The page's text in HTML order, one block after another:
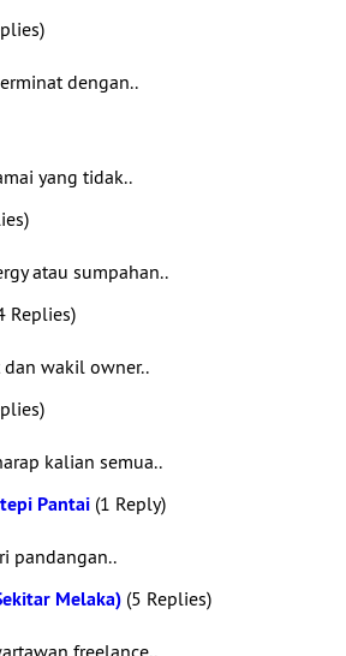
dengan..
yang tidak..
atau sumpahan..
Replies)
wakil owner..
kalian semua..
Pantai (1 Reply)
pandangan..
Melaka) (5 Replies)
freelance..